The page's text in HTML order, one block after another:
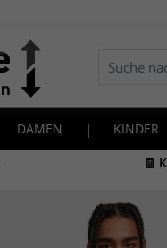
DAMEN |
KINDER
🧾